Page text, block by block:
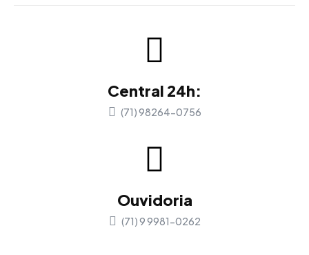
Central 24h:
(71) 98264-0756
Ouvidoria
(71) 9 9981-0262